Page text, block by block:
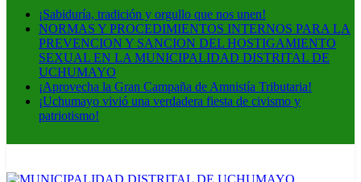
¡Sabiduría, tradición y orgullo que nos unen!
NORMAS Y PROCEDIMIENTOS INTERNOS PARA LA
PREVENCION Y SANCION DEL HOSTIGAMIENTO
SEXUAL EN LA MUNICIPALIDAD DISTRITAL DE
UCHUMAYO
¡Aprovecha la Gran Campaña de Amnistía Tributaria!
¡Uchumayo vivió una verdadera fiesta de civismo y
patriotismo!